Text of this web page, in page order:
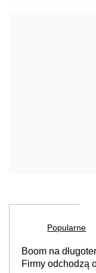
Popularne
Boom na
Firmy odchodzą